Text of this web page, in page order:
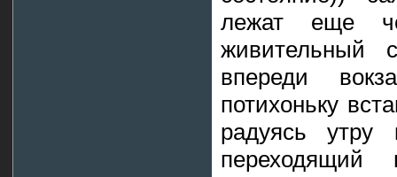
лежат еще
живительный
впереди
потихоньку
радуясь